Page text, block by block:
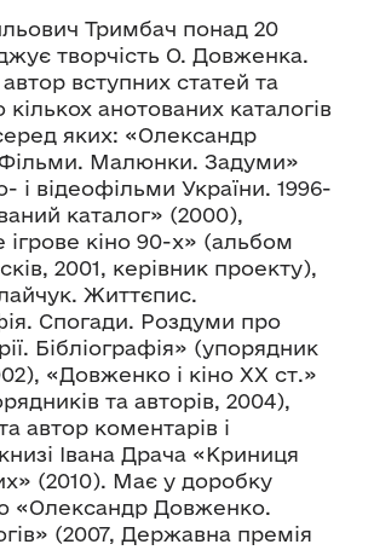
Тримбач понад 20
творчість О. Довженка.
вступних статей та
кількох анотованих каталогів
яких: «Олександр
Малюнки. Задуми»
і відеофільми України. 1996-
каталог» (2000),
ігрове кіно 90-х» (альбом
2001, керівник проекту),
Життєпис.
Спогади. Роздуми про
Бібліографія» (упорядник
«Довженко і кіно ХХ ст.»
та авторів, 2004),
автор коментарів і
Івана Драча «Криниця
(2010). Має у доробку
«Олександр Довженко.
(2007, Державна премія